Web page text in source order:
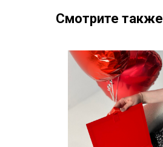
Смотрите также